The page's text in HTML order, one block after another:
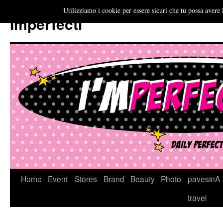
Imperfecti
VaiHome Event Stores Brand Beauty Photo
pavesinA
travel
Utilizziamo i cookie per essere sicuri che tu possa